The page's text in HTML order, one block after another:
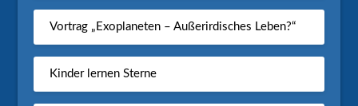
Vortrag „Exoplaneten – Außerirdisches Leben?“
Kinder lernen Sterne